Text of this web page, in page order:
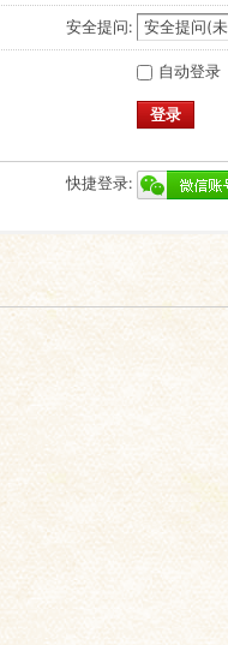
安全提问:
自动登录
登录
快捷登录: